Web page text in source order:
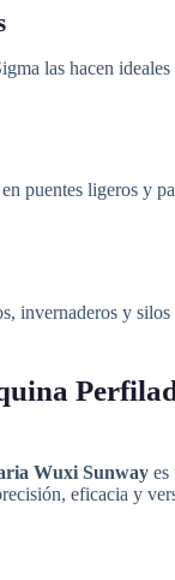
las hacen
puentes ligeros y
invernaderos y
Wuxi Sunwayes
eficacia y